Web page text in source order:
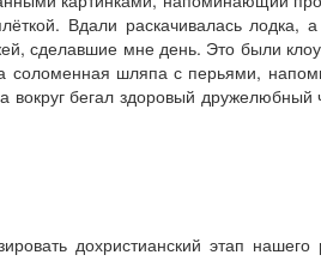
Вдали раскачивалась
сделавшие мне день. Это были
соломенная шляпа с перьями,
бегал здоровый
дохристианский этап